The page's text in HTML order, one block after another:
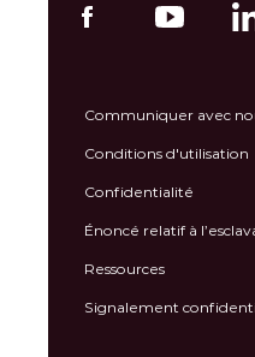
Communiquer avec
Conditions d'utilisation
Confidentialité
Énoncé relatif à
Ressources
Signalement